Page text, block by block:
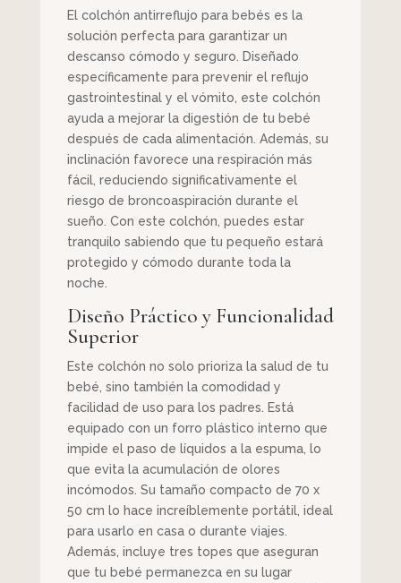
El colchón antirreflujo para bebés es la
solución perfecta para garantizar un
descanso cómodo y seguro. Diseñado
específicamente para prevenir el reflujo
gastrointestinal y el vómito, este colchón
ayuda a mejorar la digestión de tu bebé
después de cada alimentación. Además, su
inclinación favorece una respiración más
fácil, reduciendo significativamente el
riesgo de broncoaspiración durante el
sueño. Con este colchón, puedes estar
tranquilo sabiendo que tu pequeño estará
protegido y cómodo durante toda la
noche.
Diseño Práctico y Funcionalidad
Superior
Este colchón no solo prioriza la salud de tu
bebé, sino también la comodidad y
facilidad de uso para los padres. Está
equipado con un forro plástico interno que
impide el paso de líquidos a la espuma, lo
que evita la acumulación de olores
incómodos. Su tamaño compacto de 70 x
50 cm lo hace increíblemente portátil, ideal
para usarlo en casa o durante viajes.
Además, incluye tres topes que aseguran
que tu bebé permanezca en su lugar